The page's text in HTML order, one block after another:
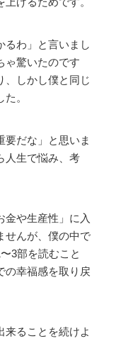
るわ」と言いまし
ゃ驚いたのです
、しかし僕と同じ
。
要だな」と思いま
人生で悩み、考
金や生産性」に入
せんが、僕の中で
3部を読むこと
の幸福感を取り戻
来ることを続けよ